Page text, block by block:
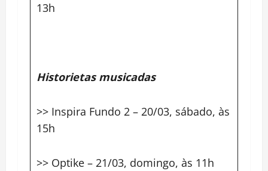
13h
Historietas musicadas
>> Inspira Fundo 2 – 20/03, sábado, às
15h
>> Optike – 21/03, domingo, às 11h